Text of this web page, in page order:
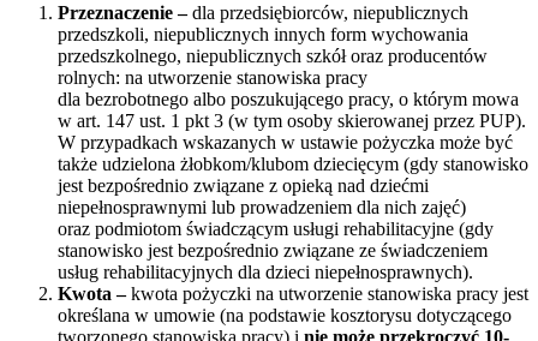
Przeznaczenie –dla przedsiębiorców, niepublicznych
przedszkoli, niepublicznych innych form wychowania
przedszkolnego, niepublicznych szkół oraz producentów
rolnych: na utworzenie stanowiska pracy
dla bezrobotnego albo poszukującego pracy, o którym mowa
w art. 147 ust. 1 pkt 3 (w tym osoby skierowanej przez PUP).
W przypadkach wskazanych w ustawie pożyczka może być
także udzielona żłobkom/klubom dziecięcym (gdy stanowisko
jest bezpośrednio związane z opieką nad dziećmi
niepełnosprawnymi lub prowadzeniem dla nich zajęć)
oraz podmiotom świadczącym usługi rehabilitacyjne (gdy
stanowisko jest bezpośrednio związane ze świadczeniem
usług rehabilitacyjnych dla dzieci niepełnosprawnych).
Kwota –kwota pożyczki na utworzenie stanowiska pracy jest
określana w umowie (na podstawie kosztorysu dotyczącego
tworzonego stanowiska pracy) i nie może przekroczyć 10-